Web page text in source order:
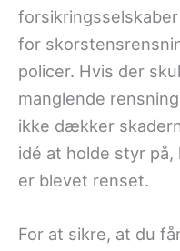
for
policer. Hvis der
manglende
ikke dækker
idé at holde styr
er blevet renset.
For at sikre, at du